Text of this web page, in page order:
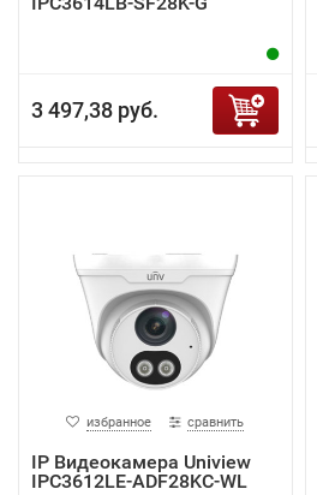
3 497,38 руб.
избранное сравнить
IP Видеокамера Uniview
IPC3612LE-ADF28KC-WL